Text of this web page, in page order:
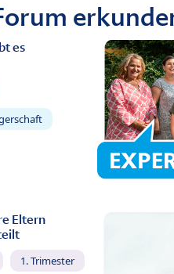
es
Eltern
1. Trimester